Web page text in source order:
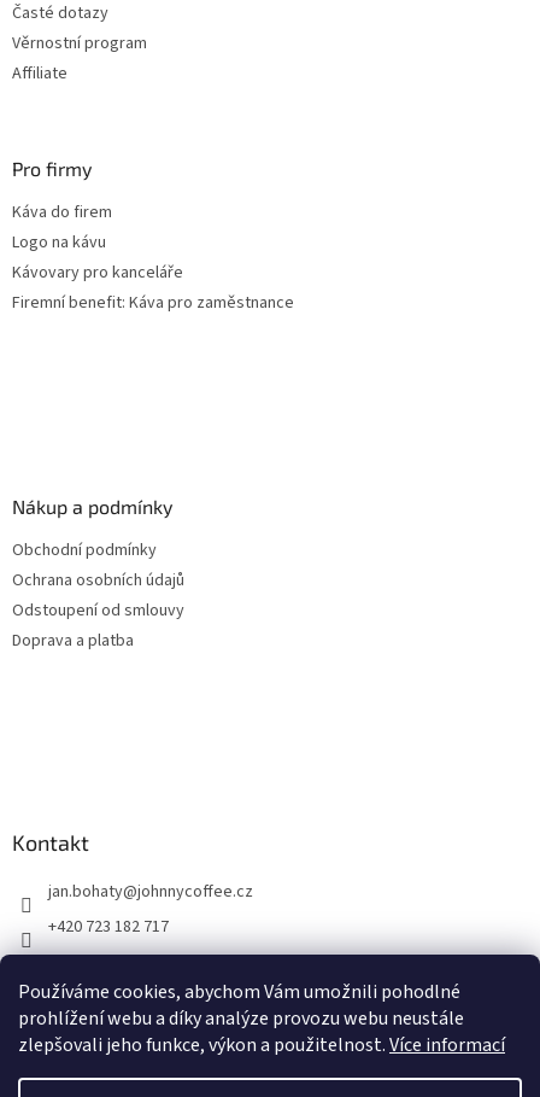
Používáme cookies, abychom Vám umožnili pohodlné
prohlížení webu a díky analýze provozu webu neustále
zlepšovali jeho funkce, výkon a použitelnost.Více informací
Časté dotazy
Věrnostní program
Affiliate
Pro firmy
Káva do firem
Logo na kávu
Kávovary pro kanceláře
Firemní benefit: Káva pro zaměstnance
Nákup a podmínky
Obchodní podmínky
Ochrana osobních údajů
Odstoupení od smlouvy
Doprava a platba
Kontakt
jan.bohaty@johnnycoffee.cz
+420 723 182 717
Johnny Coffee
prazirna_johnny_coffee/
Vytvořil Shoptet